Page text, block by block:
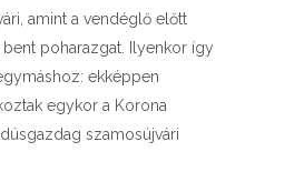
amint a vendéglő előtt
poharazgat. Ilyenkor így
ekképpen
egykor a Korona
szamosújvári